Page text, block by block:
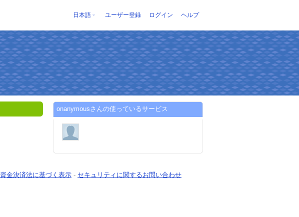
日本語 ユーザー登録 ログイン ヘルプ
onanymousさんの使っているサービス
資金決済法に基づく表示 - セキュリティに関するお問い合わせ